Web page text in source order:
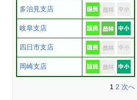
多治見支店
岐阜支店
四日市支店
岡崎支店
1 2 次へ